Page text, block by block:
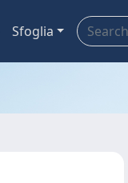
Sfoglia